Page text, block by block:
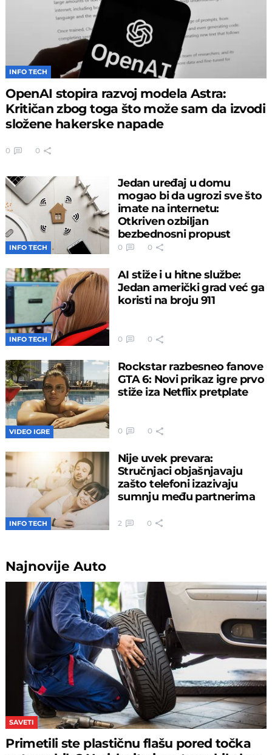
INFO TECH
OpenAI stopira razvoj modela Astra:
Kritičan zbog toga što može sam da izvodi
složene hakerske napade
0 0
INFO TECH
Jedan uređaj u domu
mogao bi da ugrozi sve što
imate na internetu:
Otkriven ozbiljan
bezbednosni propust
0 0
INFO TECH
AI stiže i u hitne službe:
Jedan američki grad već ga
koristi na broju 911
0 0
VIDEO IGRE
Rockstar razbesneo fanove
GTA 6: Novi prikaz igre prvo
stiže iza Netflix pretplate
0 0
INFO TECH
Nije uvek prevara:
Stručnjaci objašnjavaju
zašto telefoni izazivaju
sumnju među partnerima
2 0
NajnovijeAuto
SAVETI
Primetili ste plastičnu flašu pored točka